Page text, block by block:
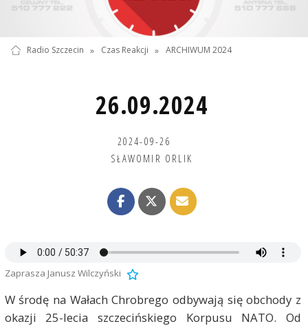
Radio Szczecin » Czas Reakcji » ARCHIWUM 2024
26.09.2024
2024-09-26
SŁAWOMIR ORLIK
Zaprasza Janusz Wilczyński
W środę na Wałach Chrobrego odbywają się obchody z
okazji 25-lecia szczecińskiego Korpusu NATO. Od